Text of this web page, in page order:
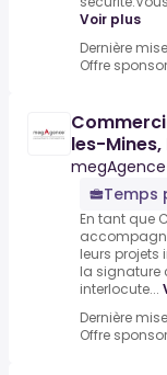
Voir plus
Dernière
Offre
les-Mines,
megAgence
Temps
En tant que
leurs projets
la signature
interlocute...
Dernière
Offre